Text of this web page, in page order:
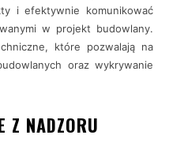
i efektywnie komunikować
w projekt budowlany.
które pozwalają na
oraz wykrywanie
Z NADZORU